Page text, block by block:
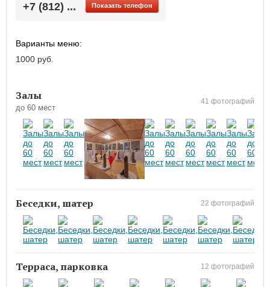
+7 (812) ... Показать телефон
Варианты меню:
1000 руб.
Залы
до 60 мест
41 фотографий
Беседки, шатер 22 фотографий
Терраса, парковка 12 фотографий